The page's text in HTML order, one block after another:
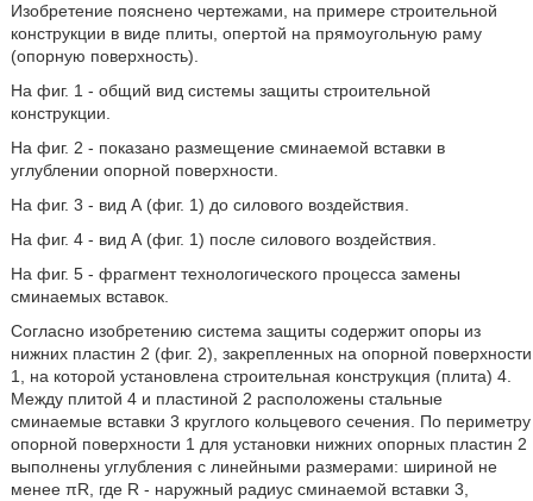
Изобретение пояснено чертежами, на примере строительной
конструкции в виде плиты, опертой на прямоугольную раму
(опорную поверхность).
На фиг. 1 - общий вид системы защиты строительной
конструкции.
На фиг. 2 - показано размещение сминаемой вставки в
углублении опорной поверхности.
На фиг. 3 - вид А (фиг. 1) до силового воздействия.
На фиг. 4 - вид А (фиг. 1) после силового воздействия.
На фиг. 5 - фрагмент технологического процесса замены
сминаемых вставок.
Согласно изобретению система защиты содержит опоры из
нижних пластин 2 (фиг. 2), закрепленных на опорной поверхности
1, на которой установлена строительная конструкция (плита) 4.
Между плитой 4 и пластиной 2 расположены стальные
сминаемые вставки 3 круглого кольцевого сечения. По периметру
опорной поверхности 1 для установки нижних опорных пластин 2
выполнены углубления с линейными размерами: шириной не
менее πR, где R - наружный радиус сминаемой вставки 3,